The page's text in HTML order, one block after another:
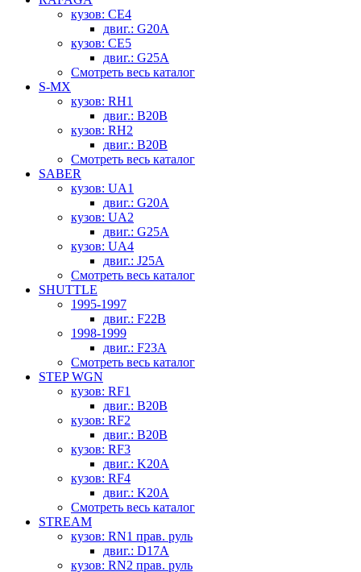
кузов: CE4
двиг.: G20A
кузов: CE5
двиг.: G25A
Смотреть весь каталог
S-MX
кузов: RH1
двиг.: B20B
кузов: RH2
двиг.: B20B
Смотреть весь каталог
SABER
кузов: UA1
двиг.: G20A
кузов: UA2
двиг.: G25A
кузов: UA4
двиг.: J25A
Смотреть весь каталог
SHUTTLE
1995-1997
двиг.: F22B
1998-1999
двиг.: F23A
Смотреть весь каталог
STEP WGN
кузов: RF1
двиг.: B20B
кузов: RF2
двиг.: B20B
кузов: RF3
двиг.: K20A
кузов: RF4
двиг.: K20A
Смотреть весь каталог
STREAM
кузов: RN1 прав. руль
двиг.: D17A
кузов: RN2 прав. руль